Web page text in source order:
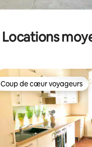
Locations
Coup de cœur voyageurs
Coup de cœur voyageurs